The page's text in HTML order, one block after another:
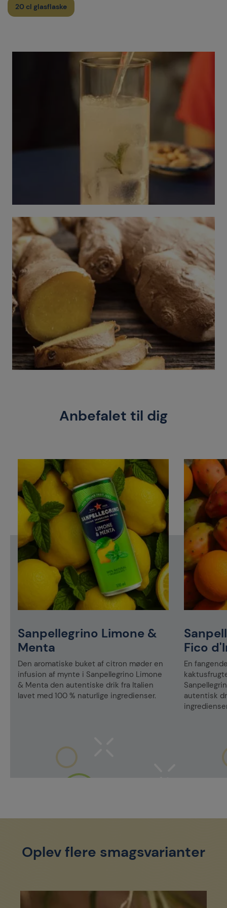
20 cl glasflaske
Anbefalet til dig
Sanpellegrino Limone &
Menta
Den aromatiske buket af citron møder en
infusion af mynte i Sanpellegrino Limone
& Menta den autentiske drik fra Italien
lavet med 100 % naturlige ingredienser.
Fico
En
autentisk
Oplev flere smagsvarianter